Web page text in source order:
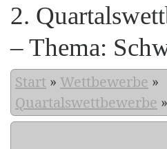
2.
– Thema:
Start » Wettbewerbe »
Quartalswettbewerbe »